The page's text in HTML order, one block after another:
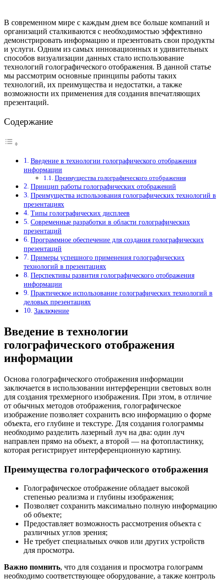
В современном мире с каждым днем все больше компаний и
организаций сталкиваются с необходимостью эффективно
демонстрировать информацию и презентовать свои продукты
и услуги. Одним из самых инновационных и удивительных
способов визуализации данных стало использование
технологий голографического отображения. В данной статье
мы рассмотрим основные принципы работы таких
технологий, их преимущества и недостатки, а также
возможности их применения для создания впечатляющих
презентаций.
Содержание
Введение в технологии голографического отображения
информации
Преимущества голографического отображения
Принцип работы голографических отображений
Преимущества использования голографических технологий в
презентациях
Типы голографических дисплеев
Современные разработки в области голографических
презентаций
Программное обеспечение для создания голографических
презентаций
Примеры успешного применения голографических
технологий в презентациях
Перспективы развития голографического отображения
информации
Практическое использование голографических технологий в
деловых презентациях
Заключение
Введение в технологии
голографического отображения
информации
Основа голографического отображения информации
заключается в использовании интерференции световых волн
для создания трехмерного изображения. При этом, в отличие
от обычных методов отображения, голографическое
изображение позволяет сохранить всю информацию о форме
объекта, его глубине и текстуре. Для создания голограммы
необходимо разделить лазерный луч на два: один луч
направлен прямо на объект, а второй — на фотопластинку,
которая регистрирует интерференционную картину.
Преимущества голографического отображения
Голографическое отображение обладает высокой
степенью реализма и глубины изображения;
Позволяет сохранить максимально полную информацию
об объекте;
Предоставляет возможность рассмотрения объекта с
различных углов зрения;
Не требует специальных очков или других устройств
для просмотра.
Важно помнить, что для создания и просмотра голограмм
необходимо соответствующее оборудование, а также контроль